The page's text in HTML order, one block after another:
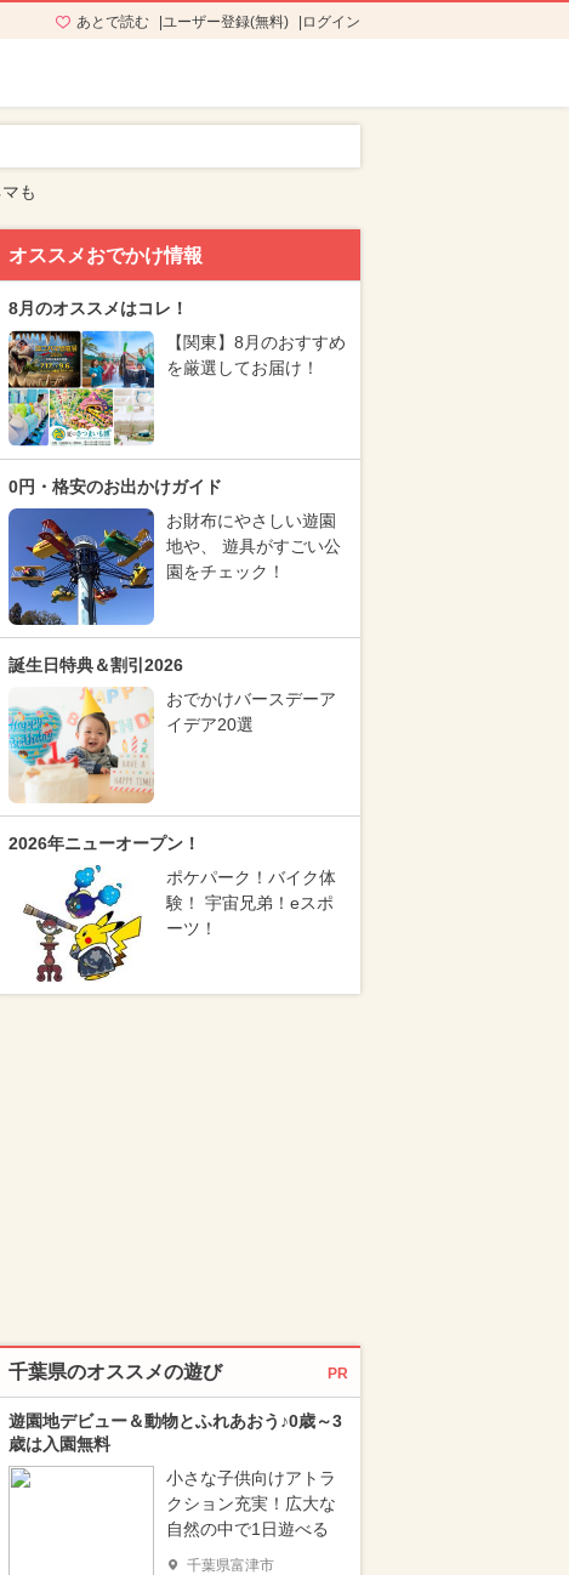
あとで読む ユーザー登録(無料) ログイン
も
オススメおでかけ情報
8月のオススメはコレ！
【関東】8月のおすすめ
を厳選してお届け！
0円・格安のお出かけガイド
お財布にやさしい遊園
地や、 遊具がすごい公
園をチェック！
誕生日特典＆割引2026
おでかけバースデーア
イデア20選
2026年ニューオープン！
ポケパーク！バイク体
験！ 宇宙兄弟！eスポ
ーツ！
千葉県のオススメの遊び PR
遊園地デビュー＆動物とふれあおう♪0歳～3
歳は入園無料
小さな子供向けアトラ
クション充実！広大な
自然の中で1日遊べる
千葉県富津市